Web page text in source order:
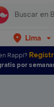
Lima
Rappi?
por